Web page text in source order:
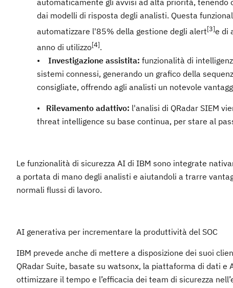
dai modelli di risposta degli analisti. Questa
automatizzare l'85% della gestione degli alert[3]e di
anno di utilizzo[4].
• Investigazione assistita: funzionalità di
sistemi connessi, generando un grafico della
consigliate, offrendo agli analisti un notevole
• Rilevamento adattivo: l'analisi di QRadar SIEM
threat intelligence su base continua, per stare al
Le funzionalità di sicurezza AI di IBM sono integrate
a portata di mano degli analisti e aiutandoli a trarre
normali flussi di lavoro.
AI generativa per incrementare la produttività del SOC
IBM prevede anche di mettere a disposizione dei suoi
QRadar Suite, basate su watsonx, la piattaforma di dati
ottimizzare il tempo e l’efficacia dei team di sicurezza